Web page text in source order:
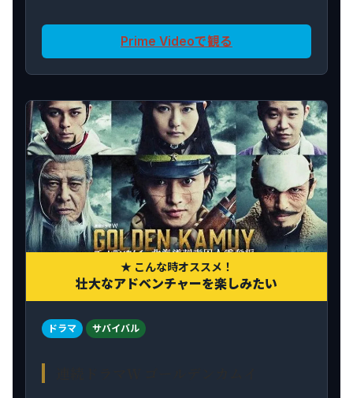
Prime Videoで観る
★ こんな時オススメ！
壮大なアドベンチャーを楽しみたい
ドラマ サバイバル